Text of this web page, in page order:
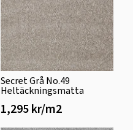
Secret Grå No.49
Heltäckningsmatta
1,295 kr/m2